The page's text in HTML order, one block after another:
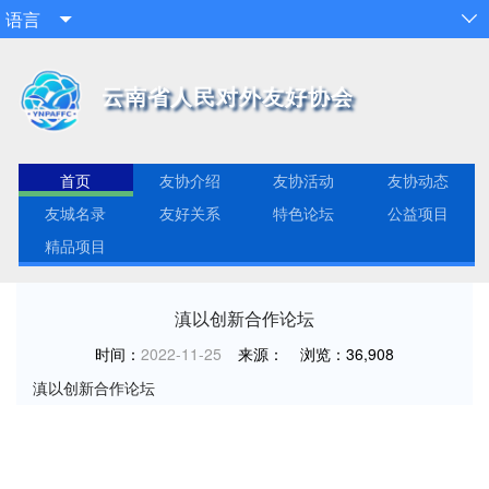
语言  
云南省人民对外友好协会
首页 友协介绍 友协活动
友协动态
友城名录
友好关系 特色论坛
公益项目
精品项目
滇以创新合作论坛
时间： 2022-11-25 来源： 浏览： 36,908
滇以创新合作论坛